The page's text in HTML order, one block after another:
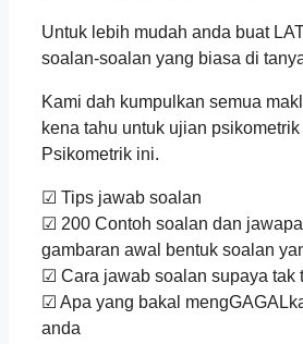
Untuk lebih mudah anda buat
soalan-soalan yang biasa di
Kami dah kumpulkan semua
kena tahu untuk ujian
Psikometrik ini.
☑ Tips jawab soalan
☑ 200 Contoh soalan dan
gambaran awal bentuk soalan
☑ Cara jawab soalan supaya tak
☑ Apa yang bakal
anda